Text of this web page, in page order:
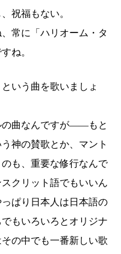
祝福もない。
常に「ハリオーム・タ
ね。
いう曲を歌いましょ
曲なんですが――もと
神の賛歌とか、マント
も、重要な修行なんで
クリット語でもいいん
ぱり日本人は日本語の
もいろいろとオリジナ
の中でも一番新しい歌